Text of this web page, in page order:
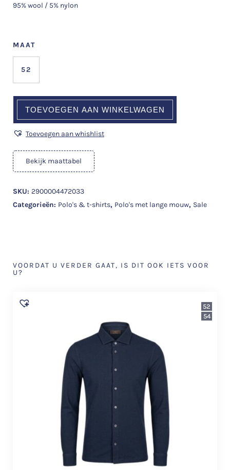
95% wool / 5% nylon
MAAT
52
TOEVOEGEN AAN WINKELWAGEN
Toevoegen aan whishlist
Bekijk maattabel
SKU: 2900004472033
Categorieën: Polo's & t-shirts, Polo's met lange mouw, Sale
VOORDAT U VERDER GAAT, IS DIT OOK IETS VOOR
U?
52
54